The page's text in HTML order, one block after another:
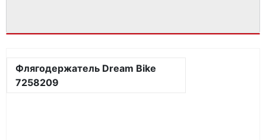
Флягодержатель Dream Bike
7258209